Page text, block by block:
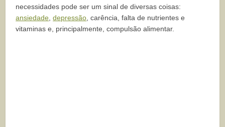
necessidades pode ser um sinal de diversas coisas:
ansiedade ,depressão , carência, falta de nutrientes e
vitaminas e, principalmente, compulsão alimentar.